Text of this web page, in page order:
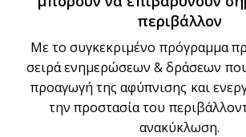
περιβάλλον
Με το συγκεκριμένο πρόγραμμα
σειρά ενημερώσεων & δράσεων
προαγωγή της αφύπνισης και
την προστασία του
ανακύκλωση.